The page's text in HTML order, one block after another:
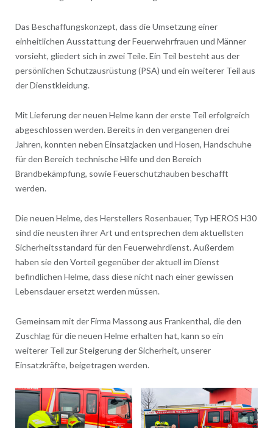
Das Beschaffungskonzept, dass die Umsetzung einer
einheitlichen Ausstattung der Feuerwehrfrauen und Männer
vorsieht, gliedert sich in zwei Teile. Ein Teil besteht aus der
persönlichen Schutzausrüstung (PSA) und ein weiterer Teil aus
der Dienstkleidung.
Mit Lieferung der neuen Helme kann der erste Teil erfolgreich
abgeschlossen werden. Bereits in den vergangenen drei
Jahren, konnten neben Einsatzjacken und Hosen, Handschuhe
für den Bereich technische Hilfe und den Bereich
Brandbekämpfung, sowie Feuerschutzhauben beschafft
werden.
Die neuen Helme, des Herstellers Rosenbauer, Typ HEROS H30
sind die neusten ihrer Art und entsprechen dem aktuellsten
Sicherheitsstandard für den Feuerwehrdienst. Außerdem
haben sie den Vorteil gegenüber der aktuell im Dienst
befindlichen Helme, dass diese nicht nach einer gewissen
Lebensdauer ersetzt werden müssen.
Gemeinsam mit der Firma Massong aus Frankenthal, die den
Zuschlag für die neuen Helme erhalten hat, kann so ein
weiterer Teil zur Steigerung der Sicherheit, unserer
Einsatzkräfte, beigetragen werden.